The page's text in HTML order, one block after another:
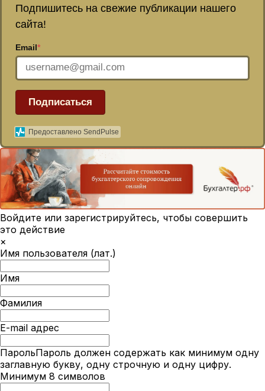
Подпишитесь на свежие публикации нашего
сайта!
Email*
Подписаться
Предоставлено SendPulse
Войдите или зарегистрируйтесь, чтобы совершить
это действие
×
Имя пользователя (лат.)
Имя
Фамилия
E-mail адрес
ПарольПароль должен содержать как минимум одну
заглавную букву, одну строчную и одну цифру.
Минимум 8 символов